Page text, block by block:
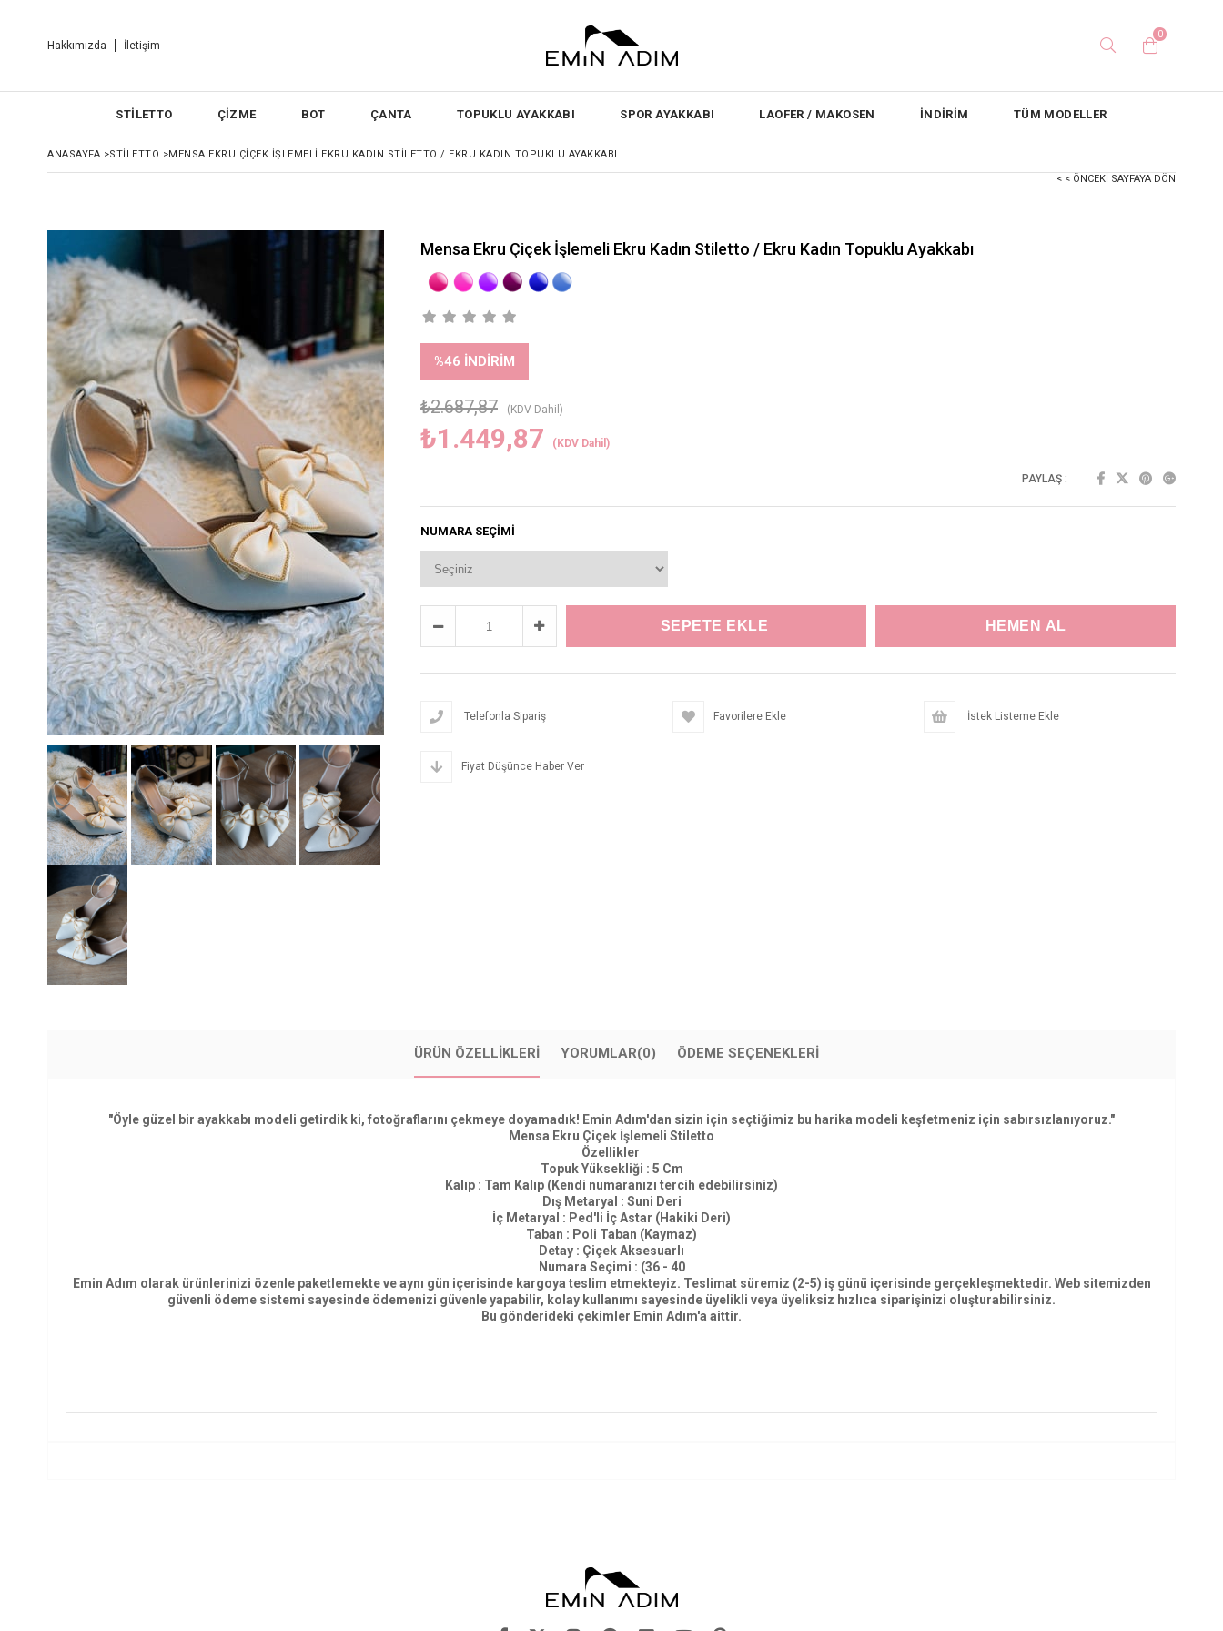
Hakkımızda İletişim
0
STİLETTO ÇİZME BOT ÇANTA TOPUKLU AYAKKABI SPOR AYAKKABI LAOFER / MAKOSEN İNDİRİM TÜM MODELLER
ANASAYFA >STİLETTO >MENSA EKRU ÇIÇEK İŞLEMELI EKRU KADIN STILETTO / EKRU KADIN TOPUKLU AYAKKABI
< < ÖNCEKI SAYFAYA DÖN
Mensa Ekru Çiçek İşlemeli Ekru Kadın Stiletto / Ekru Kadın Topuklu Ayakkabı
%46 İNDIRIM
₺2.687,87 (KDV Dahil)
₺1.449,87 (KDV Dahil)
PAYLAŞ :
NUMARA SEÇIMI
Telefonla Sipariş Favorilere Ekle İstek Listeme Ekle
Fiyat Düşünce Haber Ver
ÜRÜN ÖZELLIKLERI YORUMLAR(0) ÖDEME SEÇENEKLERI
"Öyle güzel bir ayakkabı modeli getirdik ki, fotoğraflarını çekmeye doyamadık! Emin Adım'dan sizin için seçtiğimiz bu harika modeli keşfetmeniz için sabırsızlanıyoruz."
Mensa Ekru Çiçek İşlemeli Stiletto
Özellikler
Topuk Yüksekliği : 5 Cm
Kalıp : Tam Kalıp (Kendi numaranızı tercih edebilirsiniz)
Dış Metaryal : Suni Deri
İç Metaryal : Ped'li İç Astar (Hakiki Deri)
Taban : Poli Taban (Kaymaz)
Detay : Çiçek Aksesuarlı
Numara Seçimi : (36 - 40
Emin Adım olarak ürünlerinizi özenle paketlemekte ve aynı gün içerisinde kargoya teslim etmekteyiz. Teslimat süremiz (2-5) iş günü içerisinde gerçekleşmektedir. Web sitemizden
güvenli ödeme sistemi sayesinde ödemenizi güvenle yapabilir, kolay kullanımı sayesinde üyelikli veya üyeliksiz hızlıca siparişinizi oluşturabilirsiniz.
Bu gönderideki çekimler Emin Adım'a aittir.